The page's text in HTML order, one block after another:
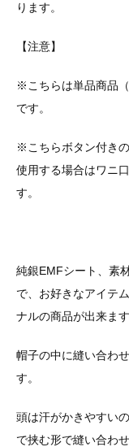
ります。
【注意】
※こちらは単品商品
です。
※こちらボタン付き
使用する場合はワニ
す。
純銀EMFシート、素
で、お好きなアイテ
ナルの商品が出来ます
帽子の中に縫い合わ
す。
頭は汗がかきやすい
で挟む形で縫い合わ